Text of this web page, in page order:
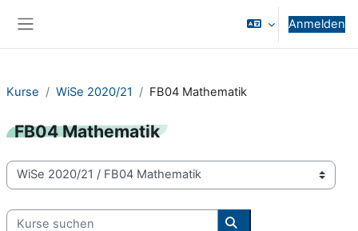
Anmelden
Kurse WiSe 2020/21 FB04 Mathematik
FB04 Mathematik
Kursbereiche
Kurse suchen